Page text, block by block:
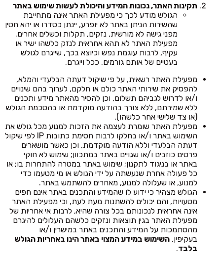
תקינות האתר, נכונות המידע והיכולת לעשות שימוש באתר
הגולש מודע לכך כי מפעילת האתר אינה מתחייבת
שהשירות הניתן באתר לא יופרע, יינתן כסדרו או יהא חסין
מפני גישה לא מורשית, נזקים, תקלות וכשלים אחרים.
מפעילת האתר לא תהא אחראית לנזק כלשהו ישיר או
עקיף, לרבות עוגמת נפש וכיוצא בכך, שייגרם לגולש
בעטיים של אותם גורמים, ככל וייגרם.
מפעילת האתר רשאית, על פי שיקול דעתה הבלעדי והמלא,
להפסיק את שירותי האתר כולם או חלקם, לערוך בהם שינויים
ו/או לדרוש לגביהם תשלום, וכן להסיר מהאתר מידע ותכנים
ללא שמירתם, ללא צורך בהודעה מוקדמת או בהסכמת הגולש
(או צד שלישי אחר כלשהו).
מפעילת האתר שומרת לעצמה את הזכות למנוע מכל גולש את
השימוש באתר ו/או בחלקו לרבות חסימת כתובות IP לפי שיקול
דעתה הבלעדי וללא הודעה מוקדמת, וכן כאשר מושארים
פרטים כוזבים ו/או שגויים באתר במתכוון; שימוש לא חוקי
באתר או בניגוד לתקנון; שימוש באתר במטרה להתחרות בו; או
כל פעולה אחרת שנעשתה על ידי הגולש או מי מטעמו כדי
למנוע, או שעלולה למנוע, מאחרים להשתמש באתר.
הגולש מצהיר כי ידוע לו שהמידע והתכנים באתר אינם חפים
מטעויות, והם יכולים להשתנות מעת לעת, וכי מפעילת האתר
אינה אחראית לנכונותם בכל צורה שהיא, לרבות אי אחריות של
מפעילת האתר בגין תוצאות ונזקים כלשהם העלולים להיגרם
מהסתמכות על המידע והתכנים באתר במישרין ו/או
בעקיפין. השימוש במידע המצוי באתר הינו באחריות הגולש
בלבד.